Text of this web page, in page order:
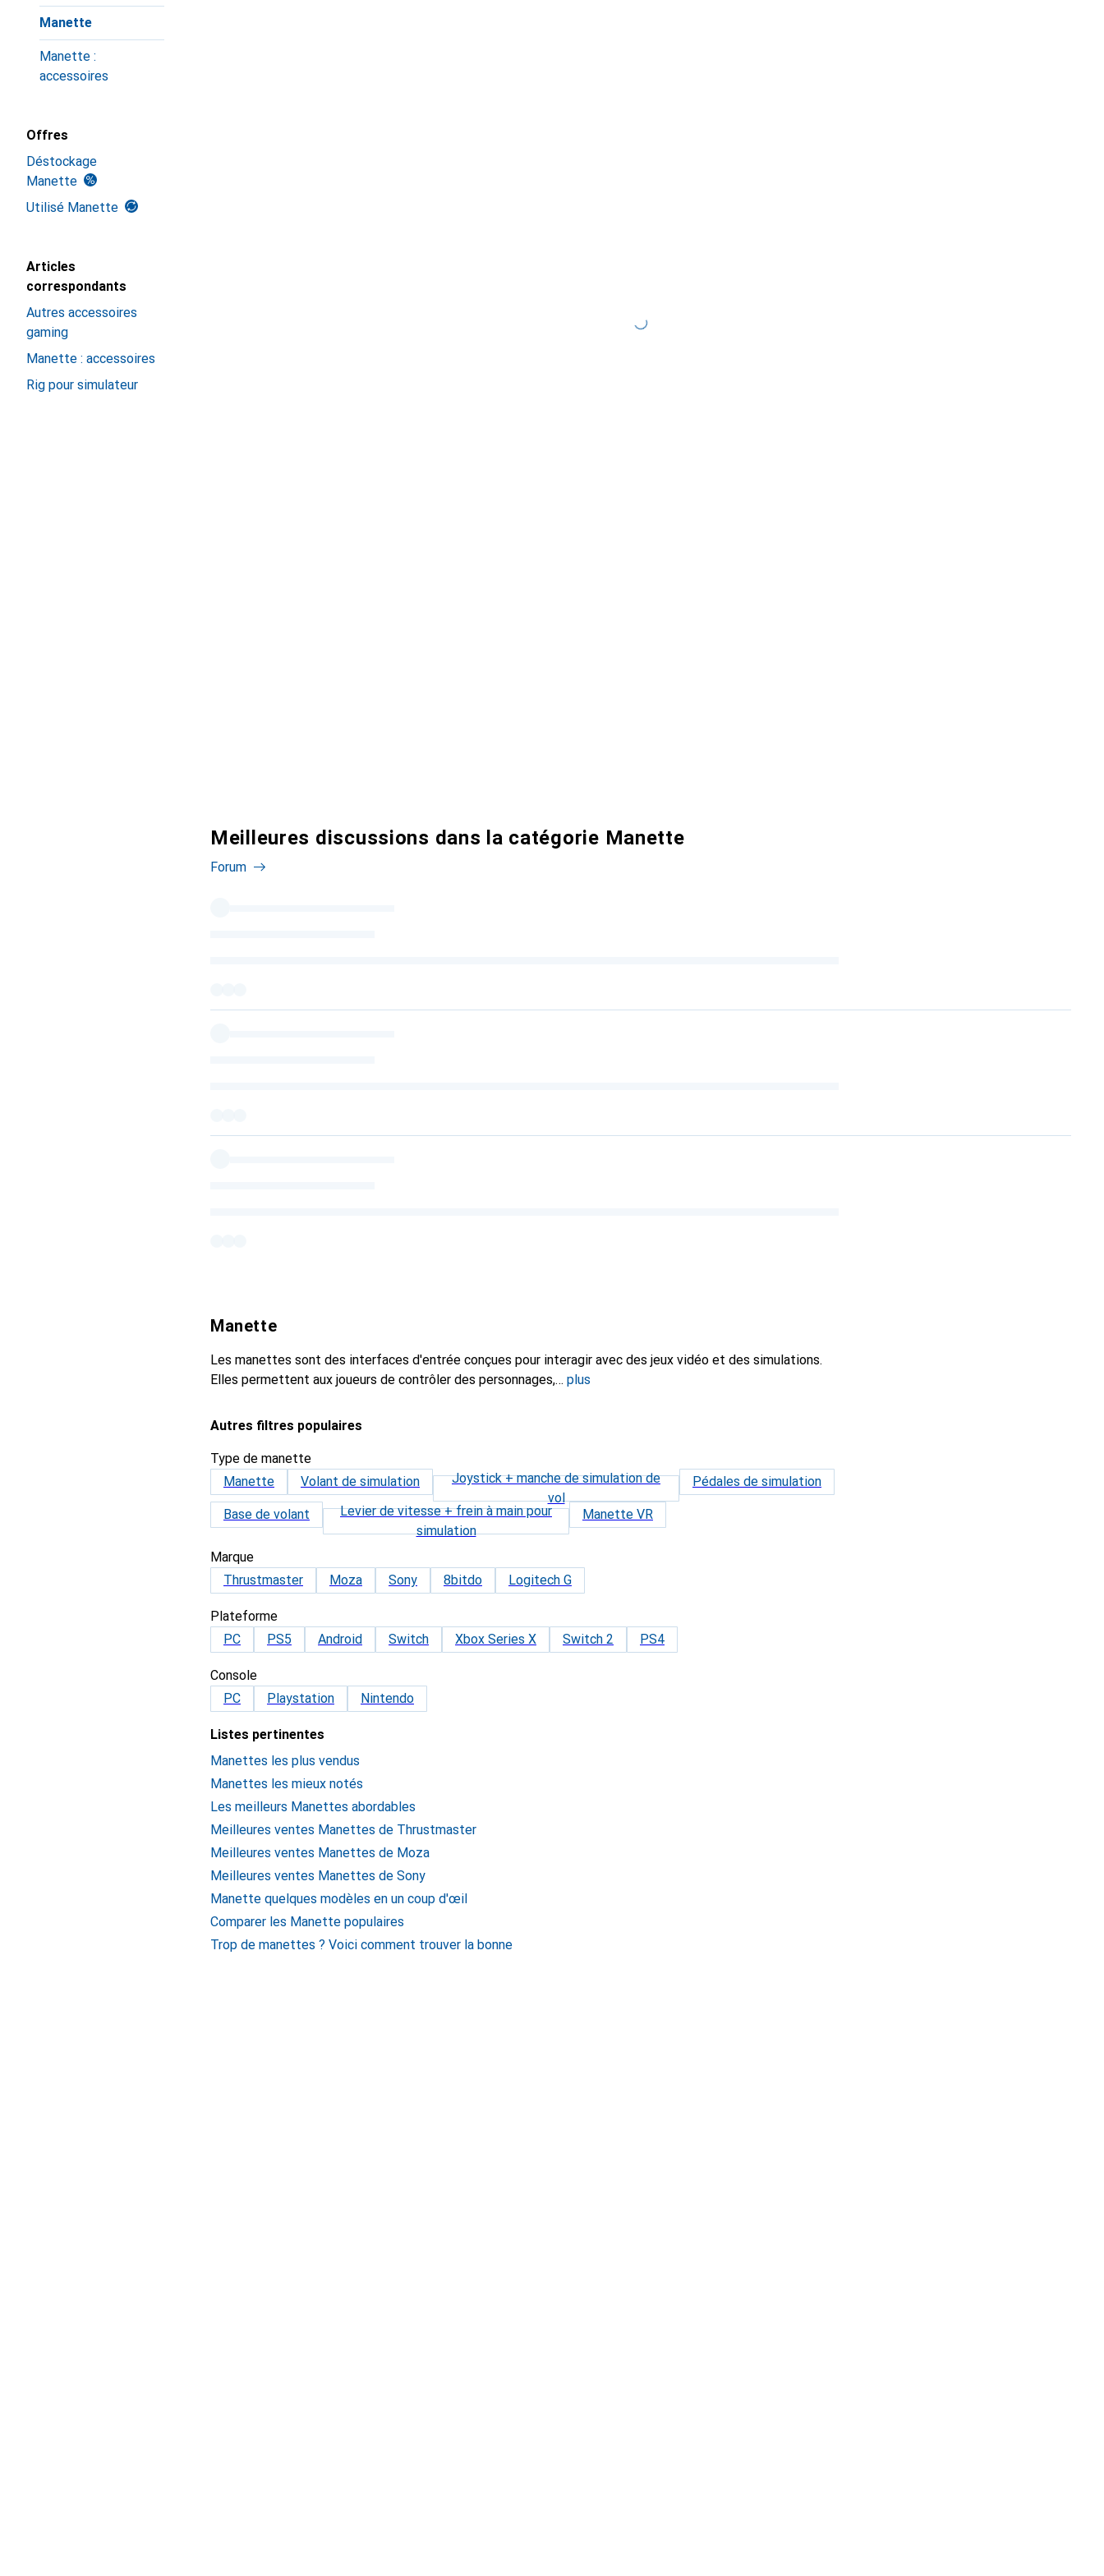
Manette
Manette :
accessoires
Offres
Déstockage
Manette
Utilisé Manette
Articles
correspondants
Autres accessoires
gaming
Manette : accessoires
Rig pour simulateur
Meilleures discussions dans la catégorie Manette
Forum
Manette
Les manettes sont des interfaces d'entrée conçues pour interagir avec des jeux vidéo et des simulations.
Elles permettent aux joueurs de contrôler des personnages,
plus
Autres filtres populaires
Type de manette
Manette
Volant de simulation
Joystick + manche de simulation de
vol
Pédales de simulation
Base de volant
Levier de vitesse + frein à main pour
simulation
Manette VR
Marque
Thrustmaster
Moza Sony 8bitdo Logitech G
Plateforme
PC
PS5 Android Switch Xbox Series X Switch 2 PS4
Console
PC
Playstation Nintendo
Listes pertinentes
Manettes les plus vendus
Manettes les mieux notés
Les meilleurs Manettes abordables
Meilleures ventes Manettes de Thrustmaster
Meilleures ventes Manettes de Moza
Meilleures ventes Manettes de Sony
Manette quelques modèles en un coup d'œil
Comparer les Manette populaires
Trop de manettes ? Voici comment trouver la bonne